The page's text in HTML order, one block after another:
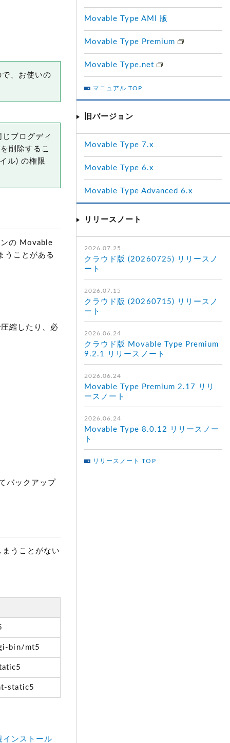
、お使いの
ブログディ
削除するこ
ル) の権限
ンの Movable
うことがある
縮したり、必
バックアップ
うことがない
bin/mt5
static5
インストール
Movable Type AMI 版
Movable Type Premium
Movable Type.net
マニュアル TOP
旧バージョン
Movable Type 7.x
Movable Type 6.x
Movable Type Advanced 6.x
リリースノート
2026.07.25
クラウド版 (20260725) リリースノ
ート
2026.07.15
クラウド版 (20260715) リリースノ
ート
2026.06.24
クラウド版 Movable Type Premium
9.2.1 リリースノート
2026.06.24
Movable Type Premium 2.17 リリ
ースノート
2026.06.24
Movable Type 8.0.12 リリースノー
ト
リリースノート TOP